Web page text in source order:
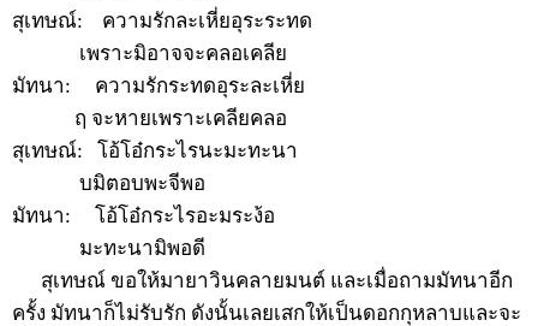
สุเทษณ์: ความรักละเหี่ยอุระระทด
เพราะมิอาจจะคลอเคลีย
มัทนา: ความรักระทดอุระละเหี่ย
ฤ จะหายเพราะเคลียคลอ
สุเทษณ์: โอ้โอ๋กระไรนะมะทะนา
บมิตอบพะจีพอ
มัทนา: โอ้โอ๋กระไรอะมระง้อ
มะทะนามิพอดี
สุเทษณ์ ขอให้มายาวินคลายมนต์ และเมื่อถามมัทนาอีก
ครั้ง มัทนาก็ไม่รับรัก ดังนั้นเลยเสกให้เป็นดอกกุหลาบและจะ